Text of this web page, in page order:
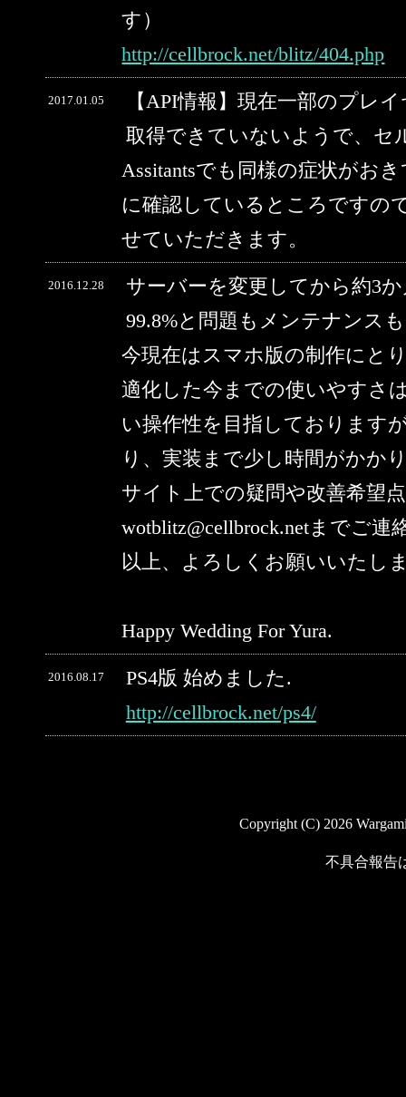
す）
http://cellbrock.net/blitz/404.php
2017.01.05
【API情報】現在一部のプレ
取得できていないようで、セ
Assitantsでも同様の症状がお
に確認しているところですの
せていただきます。
2016.12.28
サーバーを変更してから約3
99.8%と問題もメンテナンス
今現在はスマホ版の制作にと
適化した今までの使いやすさ
い操作性を目指しております
り、実装まで少し時間がかか
サイト上での疑問や改善希望
wotblitz@cellbrock.netまでご連
以上、よろしくお願いいたし
Happy Wedding For Yura.
2016.08.17
PS4版 始めました.
http://cellbrock.net/ps4/
Copyright (C) 2026
不具合報告